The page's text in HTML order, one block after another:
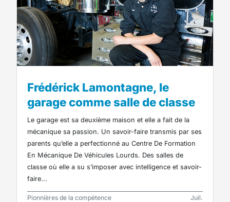
Frédérick Lamontagne, le
garage comme salle de classe
Le garage est sa deuxième maison et elle a fait de la
mécanique sa passion. Un savoir-faire transmis par ses
parents qu’elle a perfectionné au Centre De Formation
En Mécanique De Véhicules Lourds. Des salles de
classe où elle a su s’imposer avec intelligence et savoir-
faire...
Pionnières de la compétence Juil.